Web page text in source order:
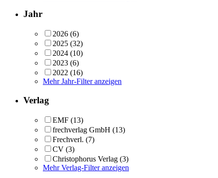
Jahr
2026 (6)
2025 (32)
2024 (10)
2023 (6)
2022 (16)
Mehr Jahr-Filter anzeigen
Verlag
EMF (13)
frechverlag GmbH (13)
Frechverl. (7)
CV (3)
Christophorus Verlag (3)
Mehr Verlag-Filter anzeigen